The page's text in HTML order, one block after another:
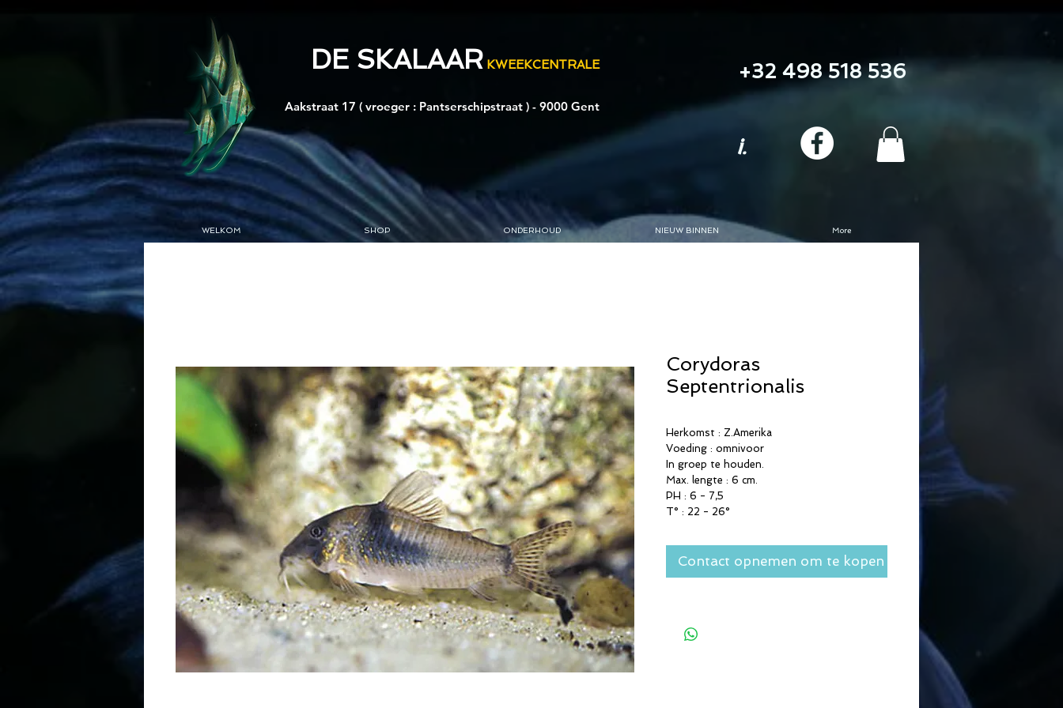
DE SKALAAR KWEEKCENTRALE
Aakstraat 17 ( vroeger : Pantserschipstraat ) - 9000 Gent
+32 498 518 536
i.
WELKOM SHOP ONDERHOUD NIEUW BINNEN More
Corydoras
Septentrionalis
Herkomst : Z.Amerika
Voeding : omnivoor
In groep te houden.
Max. lengte : 6 cm.
PH : 6 - 7,5
T° : 22 - 26°
Contact opnemen om te kopen